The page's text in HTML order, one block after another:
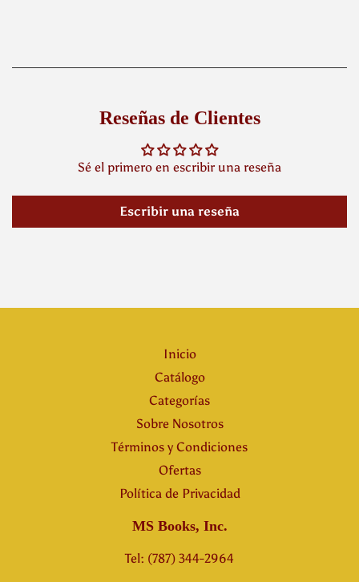
Reseñas de Clientes
Sé el primero en escribir una reseña
Escribir una reseña
Inicio
Catálogo
Categorías
Sobre Nosotros
Términos y Condiciones
Ofertas
Política de Privacidad
MS Books, Inc.
Tel: (787) 344-2964